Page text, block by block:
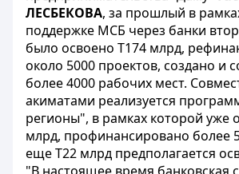
ЛЕСБЕКОВА, за прошлый в
поддержке МСБ через банки
было освоено Т174 млрд,
около 5000 проектов, создано и
более 4000 рабочих мест.
акиматами реализуется
регионы", в рамках которой уже
млрд, профинансировано более
еще Т22 млрд предполагается